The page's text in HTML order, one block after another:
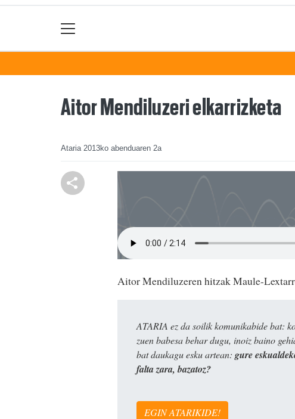
Aitor Mendiluzeri elkarrizketa
Ataria 2013ko abenduaren 2a
Aitor Mendiluzeren hitzak Maule-
ATARIA ez da soilik komunikabide bat:
zuen babesa behar dugu, inoiz baino
bat daukagu esku artean: gure
falta zara, bazatoz?
EGIN ATARIKIDE!